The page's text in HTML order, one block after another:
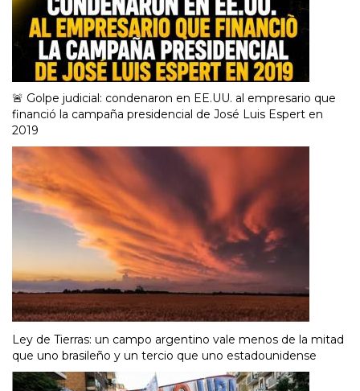
🚨 Golpe judicial: condenaron en EE.UU. al empresario que
financió la campaña presidencial de José Luis Espert en
2019
Ley de Tierras: un campo argentino vale menos de la mitad
que uno brasileño y un tercio que uno estadounidense